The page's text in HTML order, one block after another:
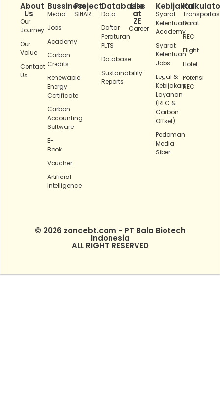
About
Us
Our
Journey
Our
Value
Contact
Us
Bussiness
Media
Jobs
Academy
Carbon
Credits
Renewable
Energy
Certificate
Carbon
Accounting
Software
E-
Book
Voucher
Artificial
Intelligence
Project
SINAR
Databases
Data
Daftar
Peraturan
PLTS
Database
Sustainability
Reports
Life
at
ZE
Career
Kebijakan
Syarat
Ketentuan
Academy
Syarat
Ketentuan
Jobs
Legal &
Kebijakan
Layanan
(REC &
Carbon
Offset)
Pedoman
Media
Siber
Darat
REC
Flight
Hotel
Potensi
REC
© 2026 zonaebt.com - PT Bala Biotech
Indonesia
ALL RIGHT RESERVED